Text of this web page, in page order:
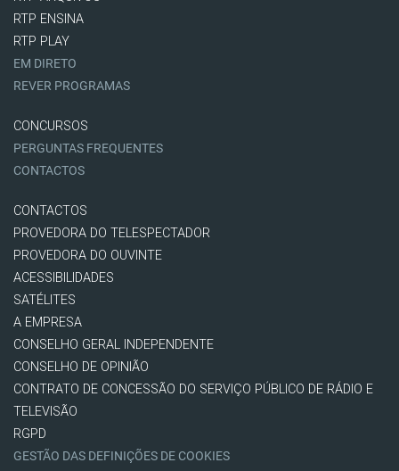
RTP ENSINA
RTP PLAY
EM DIRETO
REVER PROGRAMAS
CONCURSOS
PERGUNTAS FREQUENTES
CONTACTOS
CONTACTOS
PROVEDORA DO TELESPECTADOR
PROVEDORA DO OUVINTE
ACESSIBILIDADES
SATÉLITES
A EMPRESA
CONSELHO GERAL INDEPENDENTE
CONSELHO DE OPINIÃO
CONTRATO DE CONCESSÃO DO SERVIÇO PÚBLICO DE RÁDIO E
TELEVISÃO
RGPD
GESTÃO DAS DEFINIÇÕES DE COOKIES